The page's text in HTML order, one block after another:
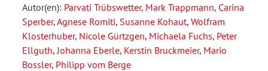
Autor(en): Parvati Trübswetter, Mark Trappmann, Carina
Sperber,Agnese Romiti, Susanne Kohaut, Wolfram
Klosterhuber, Nicole Gürtzgen, Michaela Fuchs, Peter
Ellguth, Johanna Eberle, Kerstin Bruckmeier, Mario
Bossler, Philipp vom Berge